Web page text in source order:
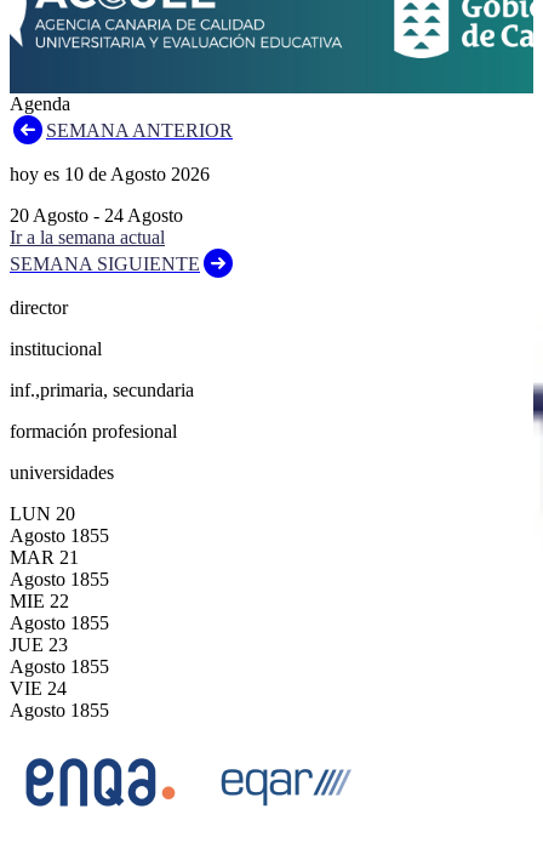
Agenda
SEMANA ANTERIOR
hoy es 10 de Agosto 2026
20 Agosto - 24 Agosto
Ir a la semana actual
SEMANA SIGUIENTE
director
institucional
inf.,primaria, secundaria
formación profesional
universidades
LUN 20
Agosto 1855
MAR 21
Agosto 1855
MIE 22
Agosto 1855
JUE 23
Agosto 1855
VIE 24
Agosto 1855